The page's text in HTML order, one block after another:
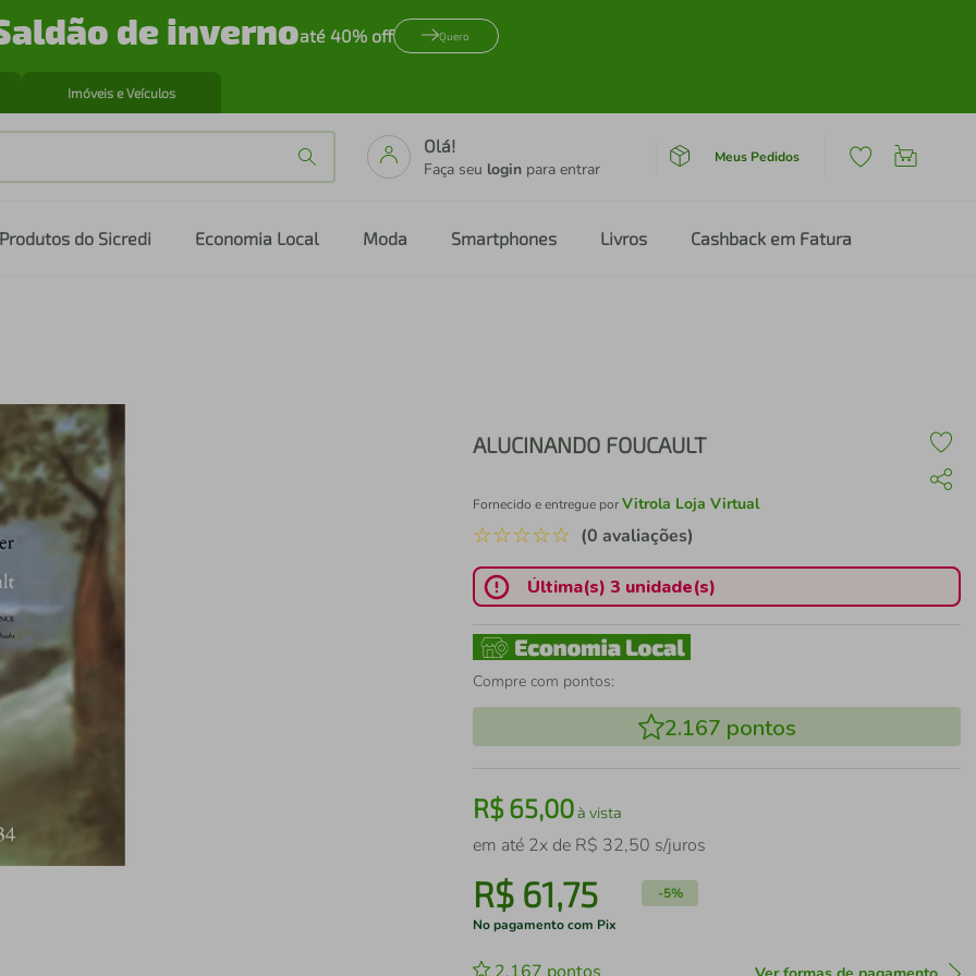
de invernoaté 40% off Quero
Imóveis e Veículos
Olá!
Faça seu login para entrar
Meus Pedidos
Produtos do Sicredi Economia Local Moda Smartphones Livros Cashback em Fatura
ALUCINANDO FOUCAULT
Fornecido e entregue porVitrola Loja Virtual
☆☆☆☆☆ (0 avaliações)
Última(s) 3 unidade(s)
Compre com pontos:
2.167 pontos
R$65,00à vista
em até 2x de R$ 32,50 s/juros
R$ 61,75 -5%
No pagamento com Pix